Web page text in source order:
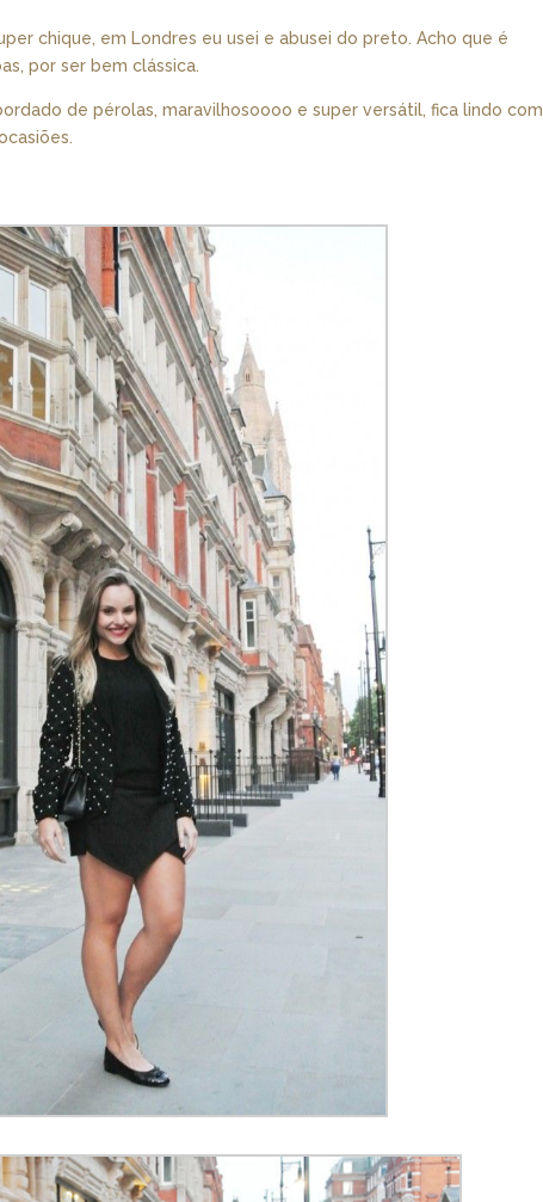
chique, em Londres eu usei e abusei do preto. Acho que é
por ser bem clássica.
de pérolas, maravilhosoooo e super versátil, fica lindo com